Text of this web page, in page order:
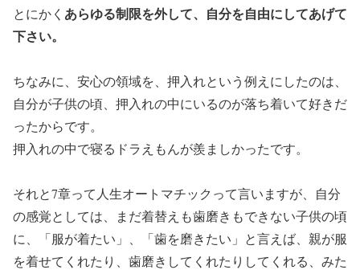
とにかく あらゆる制限を外して、自分を自由にしてあげて
下さい。
ちなみに、安心の領域を、押入れという例えにしたのは、
自分が子供の頃、押入れの中にいるのが落ち着いて好きだ
ったからです。
押入れの中で寝るドラえもんが羨ましかったです。
それと7章って人生オートマチックって言いますが、自分
の感覚としては、まだ着替えも歯磨きもできない子供の頃
に、「服が着たい」、「歯を磨きたい」と言えば、親が服
を着せてくれたり、歯磨きしてくれたりしてくれる、みた